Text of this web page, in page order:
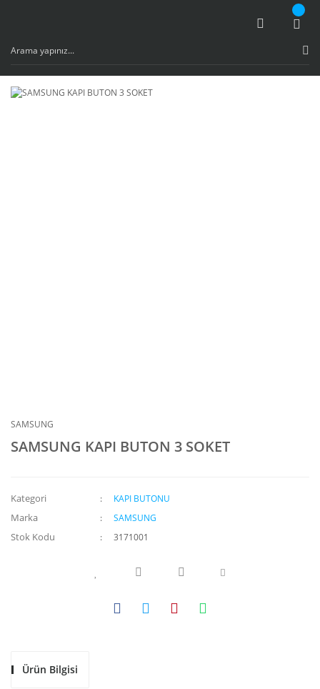
SAMSUNG
SAMSUNG KAPI BUTON 3 SOKET
Kategori KAPI BUTONU
Marka SAMSUNG
Stok Kodu 3171001
Ürün Bilgisi